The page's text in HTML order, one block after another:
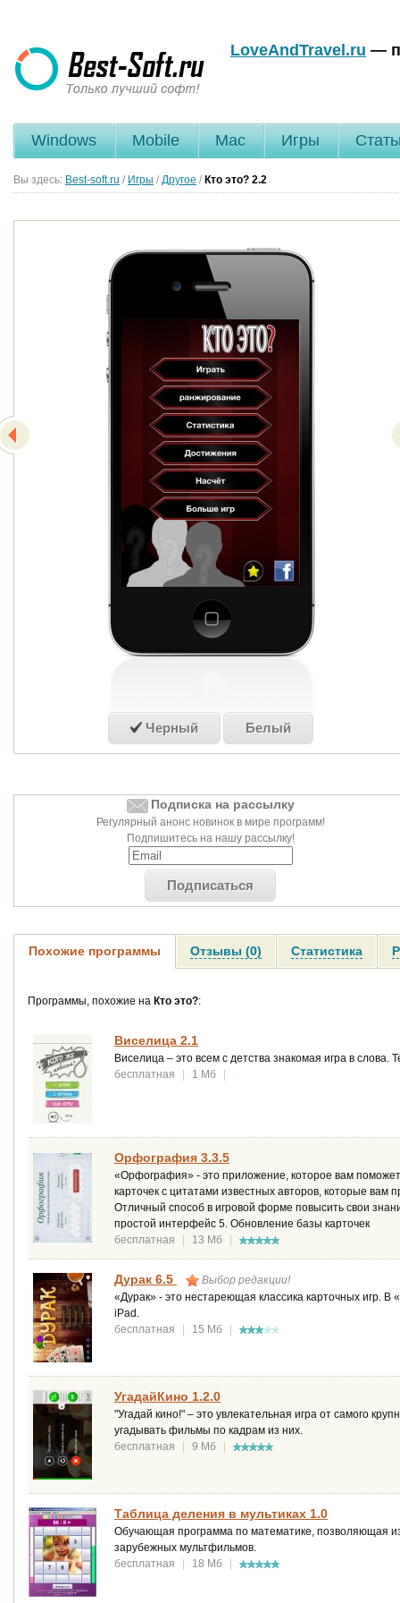
LoveAndTravel.ru —
Windows Mobile Mac Игры
Вы здесь: Best-soft.ru / Игры / Другое / Кто это? 2.2
Черный Белый
Подписка на рассылку
Регулярный анонс новинок в мире программ!
Подпишитесь на нашу рассылку!
Подписаться
Похожие программы Отзывы (0) Статистика
Программы, похожие на Кто это?:
Виселица 2.1
Виселица – это всем с детства знакомая игра в
бесплатная
| 1 Мб |
Орфогрaфия 3.3.5
«Орфография» - это приложение, которое вам
карточек с цитатами известных авторов, которые
Отличный способ в игровой форме повысить свои
простой интерфейс 5. Обновление базы карточек
бесплатная
| 13 Мб |
Дурак 6.5
Выбор редакции!
«Дурак» - это нестареющая классика карточных игр.
iPad.
бесплатная
| 15 Мб |
УгадайКино 1.2.0
"Угадай кино!" – это увлекательная игра от самого
угадывать фильмы по кадрам из них.
бесплатная
| 9 Мб |
Таблица деления в мультиках 1.0
Обучающая программа по математике, позволяющая
зарубежных мультфильмов.
бесплатная
| 18 Мб |